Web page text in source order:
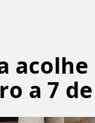
a 7